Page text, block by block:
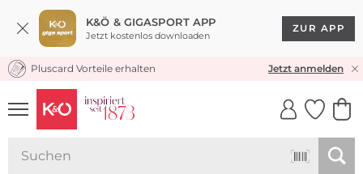
K&Ö & GIGASPORT APP
Jetzt kostenlos downloaden
ZUR APP
KOSTENLOSER VERSAND* & RÜCKVERSAND
Pluscard Vorteile erhalten Jetzt anmelden
UNSERE APP
CLICK &